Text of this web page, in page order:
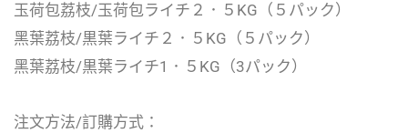
玉荷包荔枝/玉荷包ライチ２．５KG（５パック）
黑葉荔枝/黒葉ライチ２．５KG（５パック）
黑葉荔枝/黒葉ライチ1．５KG（3パック）
注文方法/訂購方式：